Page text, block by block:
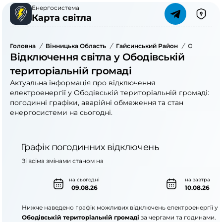
Енергосистема
Карта світла
Головна / Вінницька Область / Гайсинський Район /
Відключення світла у Ободівській
територіальній громаді
Актуальна інформація про відключення
електроенергії у Ободівській територіальній громаді:
погодинні графіки, аварійні обмеження та стан
енергосистеми на сьогодні.
Графік погодинних відключень
на сьогодні
09.08.26
на завтра
10.08.26
Зі всіма змінами станом на
Нижче наведено графік можливих відключень електроенергії у
Ободівській територіальній громаді за чергами та годинами.